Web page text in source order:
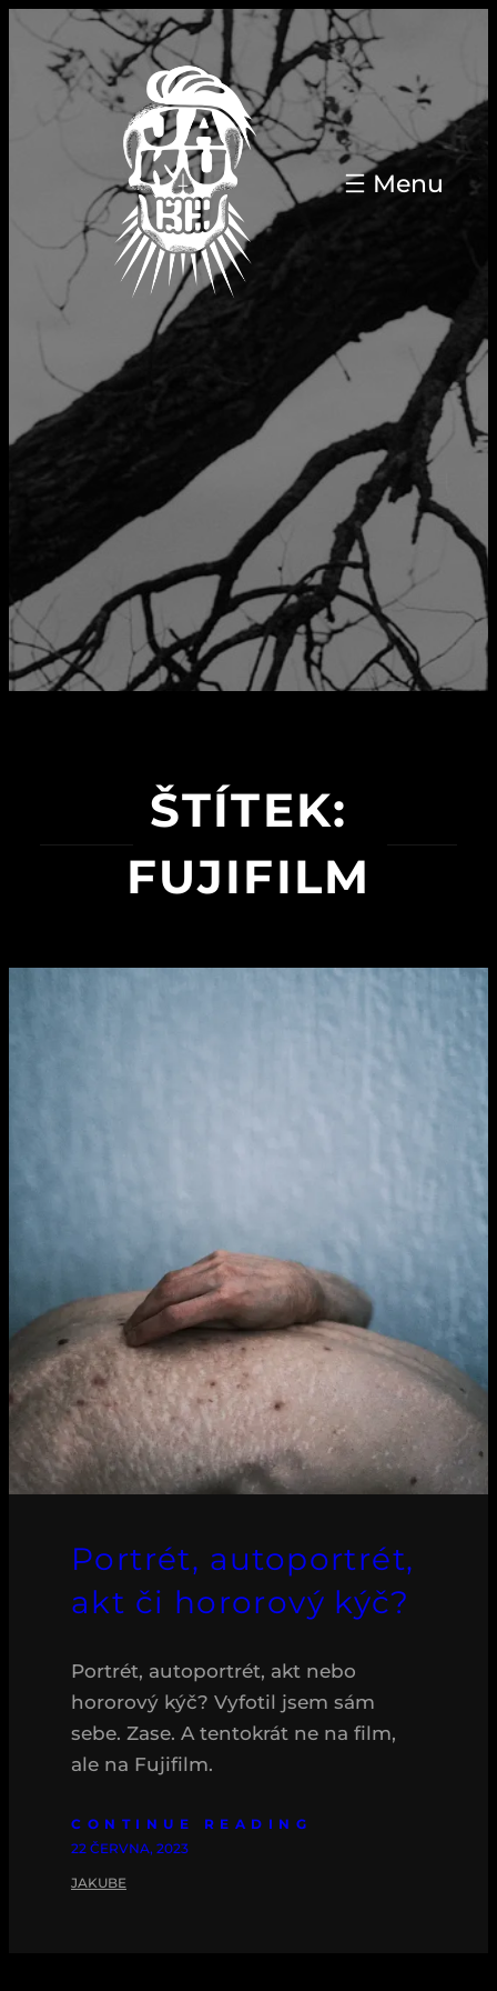
Přeskočit
obsah
ŠTÍTEK:
FUJIFILM
Portrét, autoportrét,
akt či hororový kýč?
Portrét, autoportrét, akt nebo
hororový kýč? Vyfotil jsem sám
sebe. Zase. A tentokrát ne na film,
ale na Fujifilm.
CONTINUE READING
22 ČERVNA, 2023
JAKUBE